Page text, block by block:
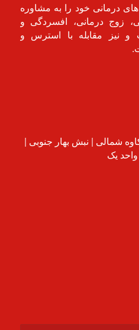
درمانی خود را به مشاوره
زوج درمانی، افسردگی و
نیز مقابله با استرس و
شمالی | نبش بهار جنوبی |
یک